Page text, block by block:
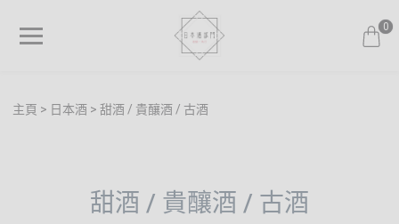
0
主頁 日本酒 甜酒 / 貴釀酒 / 古酒
甜酒 / 貴釀酒 / 古酒